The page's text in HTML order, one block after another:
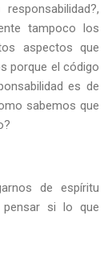
tampoco los
aspectos que
porque el código
es de
sabemos que
de espíritu
pensar si lo que